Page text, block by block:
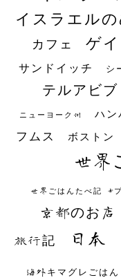
イスラエルの
カフェ ゲイ
サンドイッチ シ
テルアビブ
ニューヨーク州 ハン
フムス ボストン
世界
世界ごはんたべ記 #
京都のお店
旅行記 日本
海外キマグレごはん